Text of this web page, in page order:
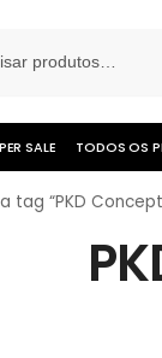
SALE TODOS OS
tag “PKD